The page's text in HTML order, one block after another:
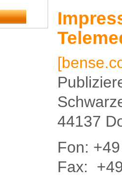
44137
Fon:
Fax: